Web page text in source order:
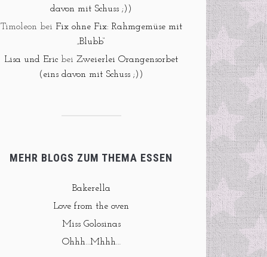
davon mit Schuss ;))
Timoleon bei Fix ohne Fix: Rahmgemüse mit
„Blubb“
Lisa und Eric beiZweierlei Orangensorbet
(eins davon mit Schuss ;))
MEHR BLOGS ZUM THEMA ESSEN
Bakerella
Love from the oven
Miss Golosinas
Ohhh…Mhhh…